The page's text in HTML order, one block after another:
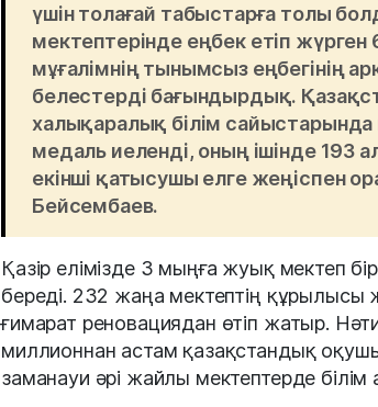
үшін толағай табыстарға толы
мектептерінде еңбек етіп
мұғалімнің тынымсыз еңбегінің
белестерді бағындырдық.
халықаралық білім
медаль иеленді, оның ішінде 193
екінші қатысушы елге жеңіспен
Бейсембаев.
Қазір елімізде 3 мыңға жуық мектеп
береді. 232 жаңа мектептің құрылысы
ғимарат реновациядан өтіп жатыр.
миллионнан астам қазақстандық
заманауи әрі жайлы мектептерде білім